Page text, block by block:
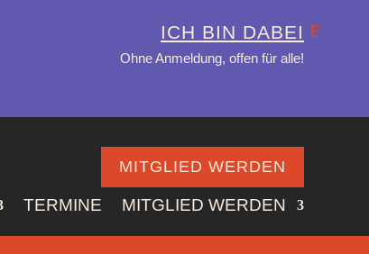
ICH BIN DABEI
Ohne Anmeldung, offen für alle!
MITGLIED WERDEN
TERMINE MITGLIED WERDEN